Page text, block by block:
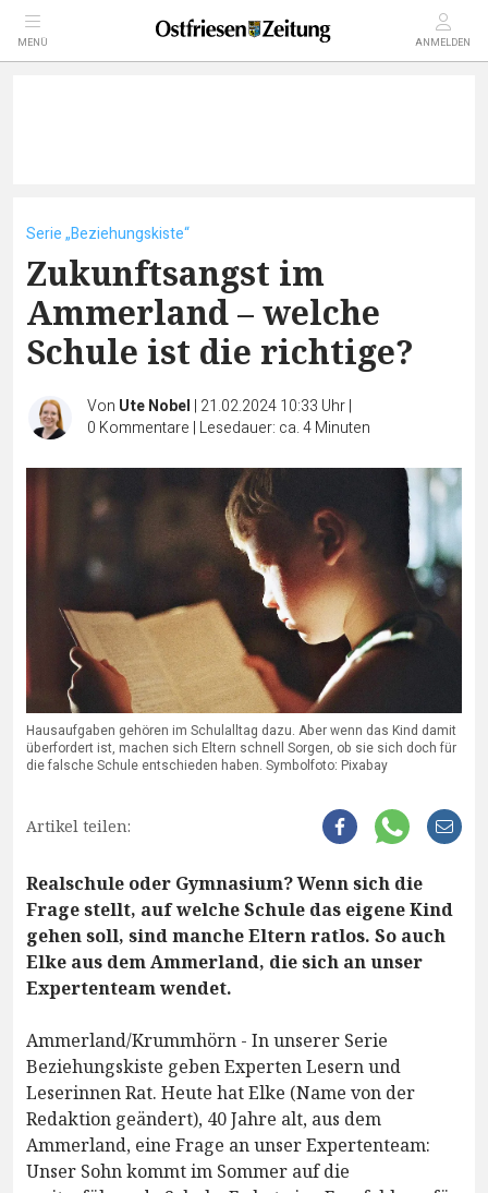
MENÜ ANMELDEN
Serie „Beziehungskiste“
Zukunftsangst im
Ammerland – welche
Schule ist die richtige?
Von Ute Nobel | 21.02.2024 10:33 Uhr|
0 Kommentare | Lesedauer: ca. 4 Minuten
Hausaufgaben gehören im Schulalltag dazu. Aber wenn das Kind damit
überfordert ist, machen sich Eltern schnell Sorgen, ob sie sich doch für
die falsche Schule entschieden haben. Symbolfoto: Pixabay
Artikel teilen:
Realschule oder Gymnasium? Wenn sich die
Frage stellt, auf welche Schule das eigene Kind
gehen soll, sind manche Eltern ratlos. So auch
Elke aus dem Ammerland, die sich an unser
Expertenteam wendet.
Ammerland/Krummhörn - In unserer Serie
Beziehungskiste geben Experten Lesern und
Leserinnen Rat. Heute hat Elke (Name von der
Redaktion geändert), 40 Jahre alt, aus dem
Ammerland, eine Frage an unser Expertenteam:
Unser Sohn kommt im Sommer auf die